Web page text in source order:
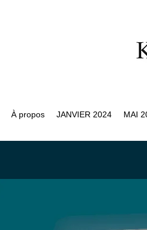
À propos JANVIER 2024 MAI